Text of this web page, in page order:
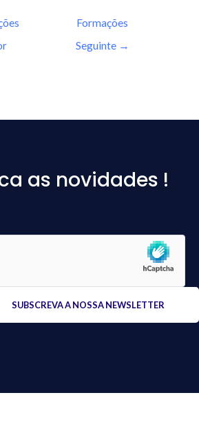
Formações
Seguinte →
as novidades !